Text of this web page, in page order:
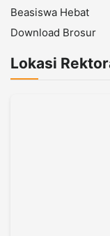
Beasiswa Hebat
Download Brosur
Lokasi